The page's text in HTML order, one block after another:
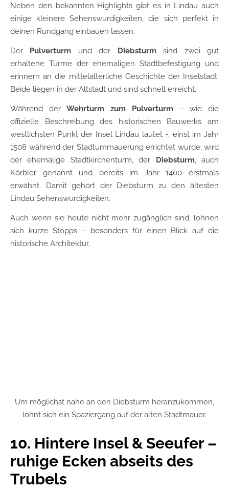
Neben den bekannten Highlights gibt es in Lindau auch
einige kleinere Sehenswürdigkeiten, die sich perfekt in
deinen Rundgang einbauen lassen.
Der Pulverturm und der Diebsturm sind zwei gut
erhaltene Türme der ehemaligen Stadtbefestigung und
erinnern an die mittelalterliche Geschichte der Inselstadt.
Beide liegen in der Altstadt und sind schnell erreicht.
Während derWehrturm zum Pulverturm – wie die
offizielle Beschreibung des historischen Bauwerks am
westlichsten Punkt der Insel Lindau lautet -, einst im Jahr
1508 während der Stadtummauerung errichtet wurde, wird
der ehemalige Stadtkirchenturm, der Diebsturm, auch
Körbler genannt und bereits im Jahr 1400 erstmals
erwähnt. Damit gehört der Diebsturm zu den ältesten
Lindau Sehenswürdigkeiten.
Auch wenn sie heute nicht mehr zugänglich sind, lohnen
sich kurze Stopps – besonders für einen Blick auf die
historische Architektur.
Um möglichst nahe an den Diebsturm heranzukommen,
lohnt sich ein Spaziergang auf der alten Stadtmauer.
10. Hintere Insel & Seeufer –
ruhige Ecken abseits des
Trubels